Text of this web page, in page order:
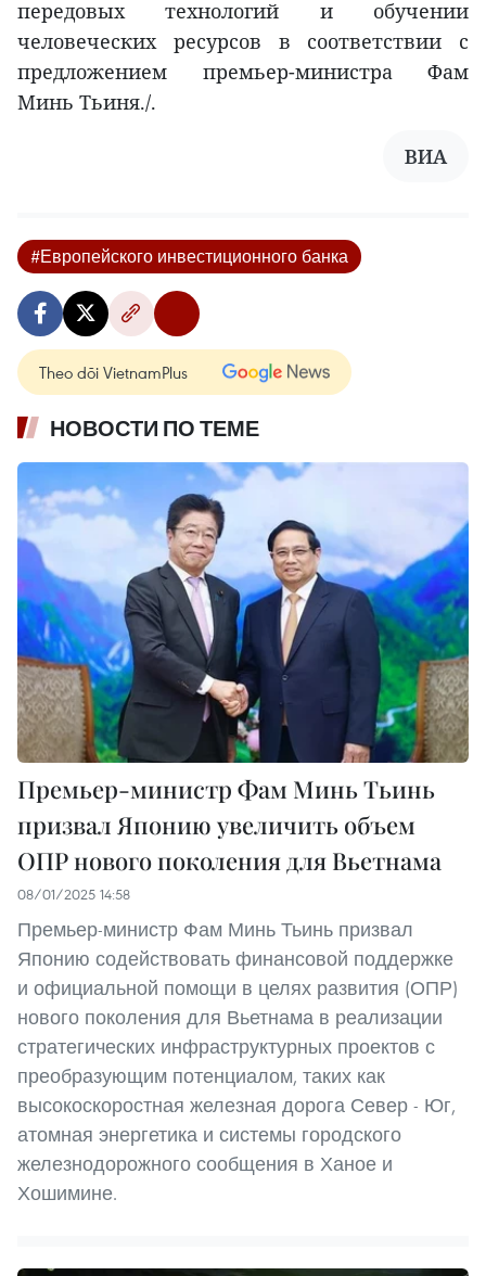
передовых технологий и обучении
человеческих ресурсов в соответствии с
предложением премьер-министра Фам
Минь Тьиня./.
ВИА
#Европейского инвестиционного банка
Theo dõi VietnamPlus
НОВОСТИ ПО ТЕМЕ
Премьер-министр Фам Минь Тьинь
призвал Японию увеличить объем
ОПР нового поколения для Вьетнама
08/01/2025 14:58
Премьер-министр Фам Минь Тьинь призвал
Японию содействовать финансовой поддержке
и официальной помощи в целях развития (ОПР)
нового поколения для Вьетнама в реализации
стратегических инфраструктурных проектов с
преобразующим потенциалом, таких как
высокоскоростная железная дорога Север - Юг,
атомная энергетика и системы городского
железнодорожного сообщения в Ханое и
Хошимине.